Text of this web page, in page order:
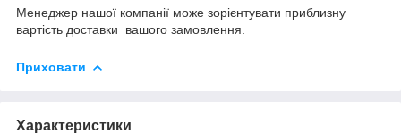
Менеджер нашої компанії може зорієнтувати приблизну
вартість доставки вашого замовлення.
Приховати
Характеристики